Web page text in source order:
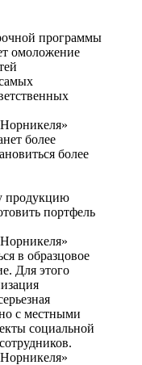
программы
омоложение
более
более
продукцию
портфель
в образцовое
Для этого
с местными
социальной